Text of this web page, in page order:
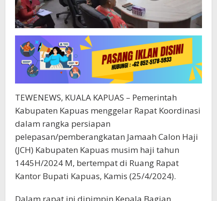
TEWENEWS, KUALA KAPUAS – Pemerintah
Kabupaten Kapuas menggelar Rapat Koordinasi
dalam rangka persiapan
pelepasan/pemberangkatan Jamaah Calon Haji
(JCH) Kabupaten Kapuas musim haji tahun
1445H/2024 M, bertempat di Ruang Rapat
Kantor Bupati Kapuas, Kamis (25/4/2024).